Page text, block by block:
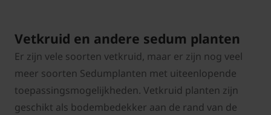
Vetkruid en andere sedum planten
Er zijn vele soorten vetkruid, maar er zijn nog veel
meer soorten Sedumplanten met uiteenlopende
toepassingsmogelijkheden. Vetkruid planten zijn
geschikt als bodembedekker aan de rand van de